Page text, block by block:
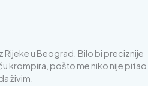
Rijeke u Beograd. Bilo bi preciznije
krompira, pošto me niko nije pitao
živim.